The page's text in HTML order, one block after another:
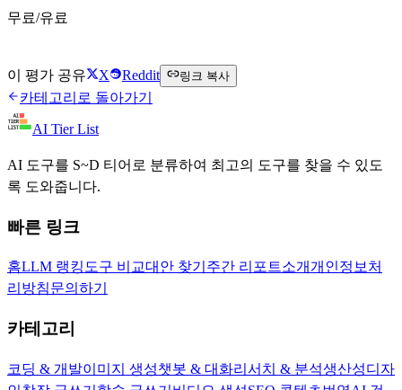
무료/유료
이 평가 공유 X Reddit 링크 복사
카테고리로 돌아가기
AI Tier List
AI 도구를 S~D 티어로 분류하여 최고의 도구를 찾을 수 있도
록 도와줍니다.
빠른 링크
홈LLM 랭킹 도구 비교대안 찾기 주간 리포트소개개인정보처
리방침문의하기
카테고리
코딩 & 개발이미지 생성챗봇 & 대화리서치 & 분석생산성디자